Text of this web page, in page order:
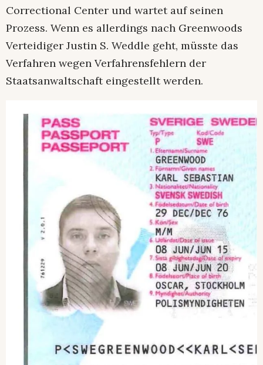
Correctional Center und wartet auf seinen
Prozess. Wenn es allerdings nach Greenwoods
Verteidiger Justin S. Weddle geht, müsste das
Verfahren wegen Verfahrensfehlern der
Staatsanwaltschaft eingestellt werden.